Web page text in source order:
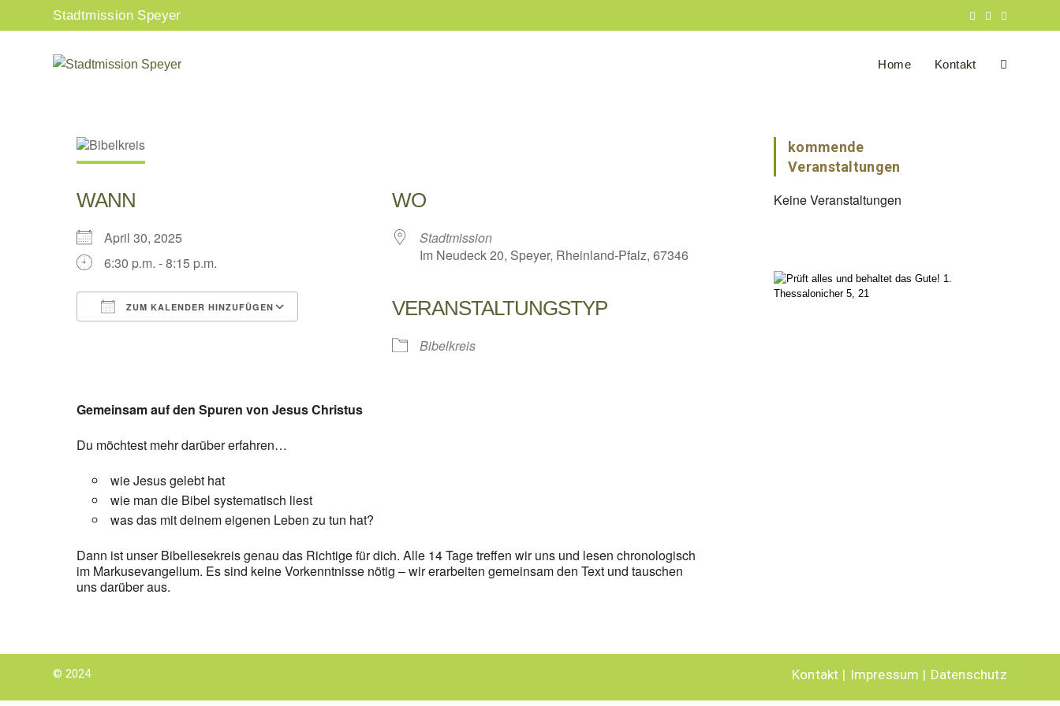
Stadtmission Speyer
Home Kontakt Website-
WANN
April 30, 2025
6:30 p.m. - 8:15 p.m.
ZUM KALENDER HINZUFÜGEN
Google Kalender
WO
Stadtmission
Im Neudeck 20, Speyer, Rheinland-Pfalz, 67346
VERANSTALTUNGSTYP
Bibelkreis
Gemeinsam auf den Spuren von Jesus Christus
Du möchtest mehr darüber erfahren…
wie Jesus gelebt hat
wie man die Bibel systematisch liest
was das mit deinem eigenen Leben zu tun hat?
Dann ist unser Bibellesekreis genau das Richtige für dich. Alle 14 Tage treffen wir uns und lesen chronologisch
im Markusevangelium. Es sind keine Vorkenntnisse nötig – wir erarbeiten gemeinsam den Text und tauschen
uns darüber aus.
kommende
Veranstaltungen
Keine Veranstaltungen
Kontakt Impressum Datenschutz
© 2024